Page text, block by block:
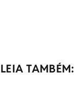
LEIA TAMBÉM: